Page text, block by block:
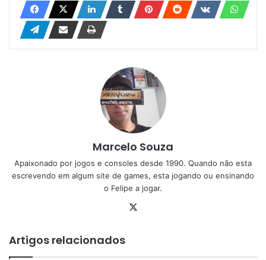
Marcelo Souza
Apaixonado por jogos e consoles desde 1990. Quando não esta
escrevendo em algum site de games, esta jogando ou ensinando
o Felipe a jogar.
Artigos relacionados